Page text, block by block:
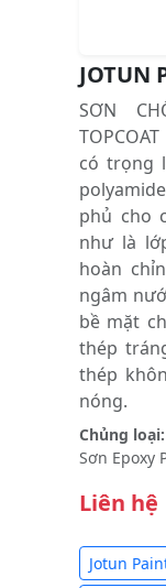
JOTUN
SƠN
có trọng
phủ cho
như là
hoàn
ngâm
bề mặt
thép
thép
nóng.
Chủng loại:
Sơn Epoxy
Liên hệ
Jotun